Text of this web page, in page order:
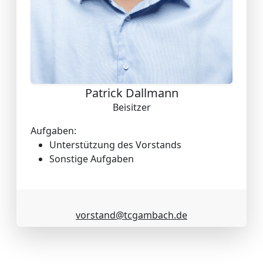
Patrick Dallmann
Beisitzer
Aufgaben:
Unterstützung des Vorstands
Sonstige Aufgaben
vorstand@tcgambach.de